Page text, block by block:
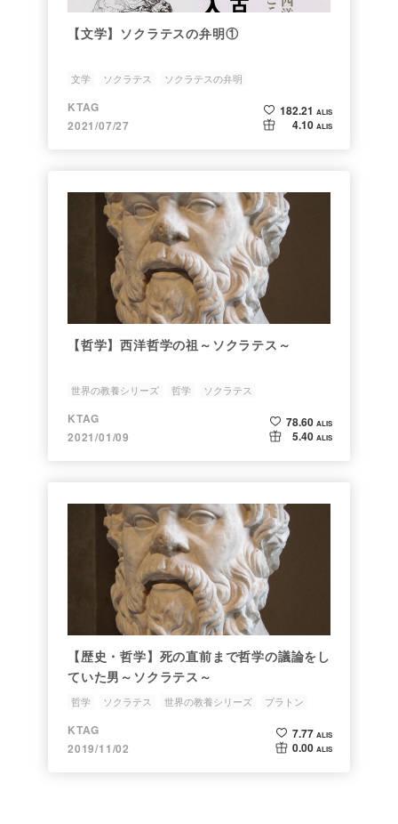
【文学】ソクラテスの弁明①
文学 ソクラテス ソクラテスの弁明
KTAG
2021/07/27
182.21 ALIS
4.10 ALIS
【哲学】西洋哲学の祖～ソクラテス～
世界の教養シリーズ 哲学 ソクラテス
KTAG
2021/01/09
78.60 ALIS
5.40 ALIS
【歴史・哲学】死の直前まで哲学の議論をし
ていた男～ソクラテス～
哲学 ソクラテス 世界の教養シリーズ プラトン
KTAG
2019/11/02
7.77 ALIS
0.00 ALIS